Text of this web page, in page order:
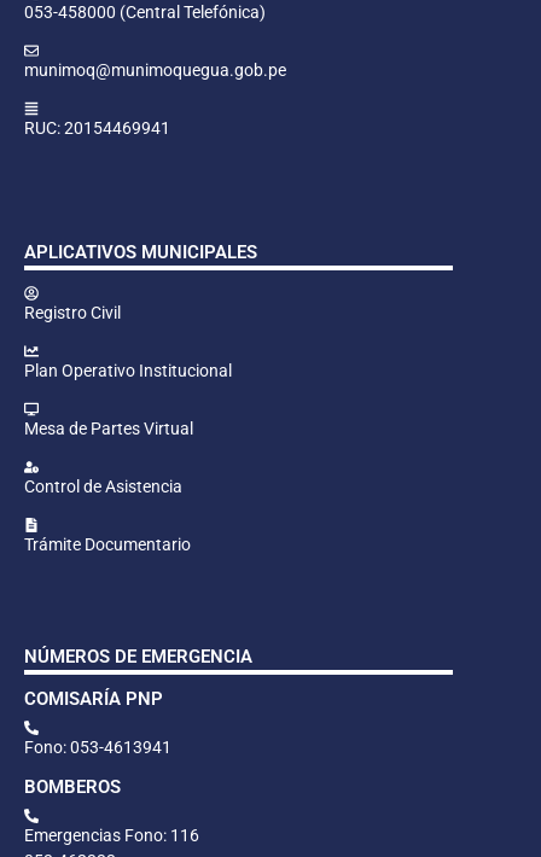
053-458000 (Central Telefónica)
munimoq@munimoquegua.gob.pe
RUC: 20154469941
APLICATIVOS MUNICIPALES
Registro Civil
Plan Operativo Institucional
Mesa de Partes Virtual
Control de Asistencia
Trámite Documentario
NÚMEROS DE EMERGENCIA
COMISARÍA PNP
Fono: 053-4613941
BOMBEROS
Emergencias Fono: 116